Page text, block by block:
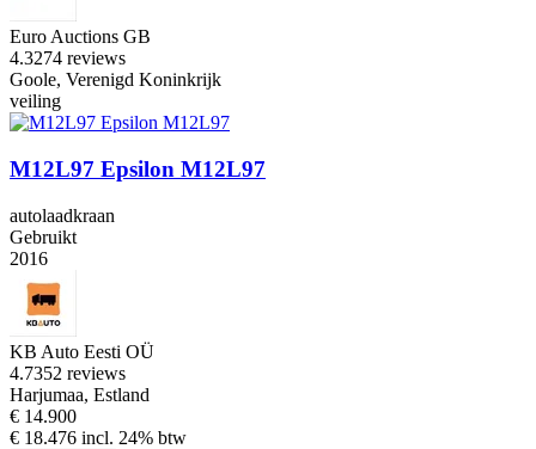
Euro Auctions GB
4.3274 reviews
Goole, Verenigd Koninkrijk
veiling
M12L97 Epsilon M12L97
autolaadkraan
Gebruikt
2016
KB Auto Eesti OÜ
4.7352 reviews
Harjumaa, Estland
€ 14.900
€ 18.476 incl. 24% btw